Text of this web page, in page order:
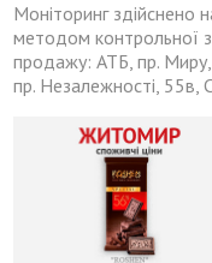
Моніторинг здійснено
методом контрольної
продажу: АТБ, пр.
пр. Незалежності, 55в,